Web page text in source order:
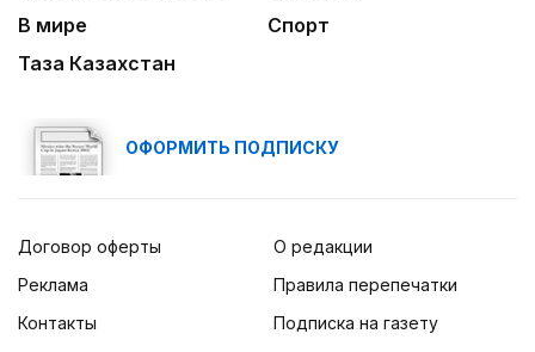
В мире
Спорт
Таза Казахстан
ОФОРМИТЬ ПОДПИСКУ
Договор оферты
Реклама
Контакты
О редакции
Правила перепечатки
Подписка на газету